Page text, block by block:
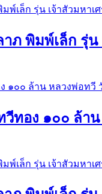
ภ พิมพ์เล็ก รุ่น
วีทอง ๑๐๐ ล้า